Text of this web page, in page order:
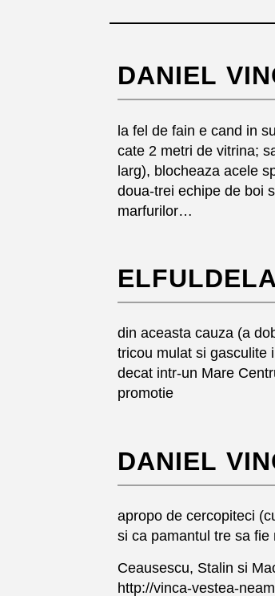
DANIEL
la fel de fain e cand in
cate 2 metri de vitrina;
larg), blocheaza acele
doua-trei echipe de boi
marfurilor…
din aceasta cauza (a
tricou mulat si gasculite
decat intr-un Mare
promotie
DANIEL
apropo de cercopiteci
si ca pamantul tre sa
Ceausescu, Stalin si
http://vinca-vestea-